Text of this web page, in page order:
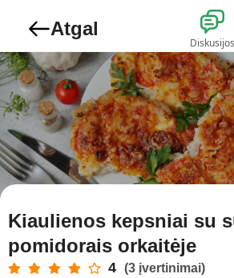
Atgal
Diskusijos
Kiaulienos kepsniai su
pomidorais orkaitėje
4 (3 įvertinimai)